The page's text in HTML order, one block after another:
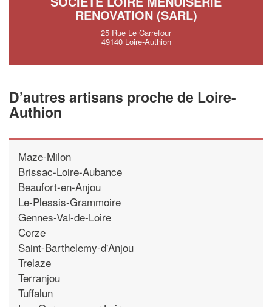
RENOVATION (SARL)
25 Rue Le Carrefour
49140 Loire-Authion
D’autres artisans proche de Loire-
Authion
Maze-Milon
Brissac-Loire-Aubance
Beaufort-en-Anjou
Le-Plessis-Grammoire
Gennes-Val-de-Loire
Corze
Saint-Barthelemy-d'Anjou
Trelaze
Terranjou
Tuffalun